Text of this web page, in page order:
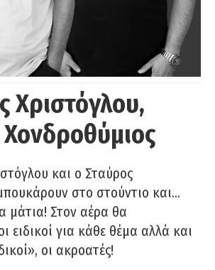
Χριστόγλου,
και ο Σταύρος
στο στούντιο και…
μάτια! Στον αέρα θα
ειδικοί για κάθε θέμα αλλά και
οι ακροατές!